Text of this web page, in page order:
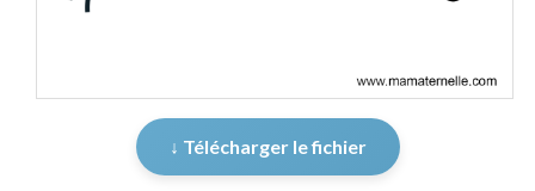
↓ Télécharger le fichier